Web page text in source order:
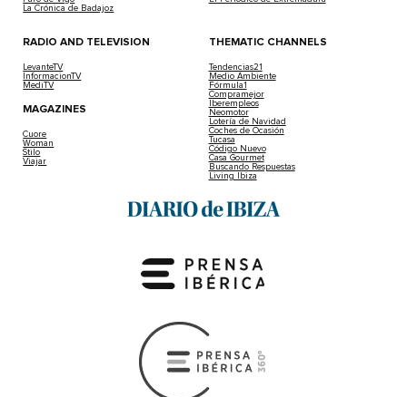
La Crónica de Badajoz
RADIO AND TELEVISION
LevanteTV
InformacionTV
MediTV
MAGAZINES
Cuore
Woman
Stilo
Viajar
THEMATIC CHANNELS
Tendencias21
Medio Ambiente
Fórmula1
Compramejor
Iberempleos
Neomotor
Lotería de Navidad
Coches de Ocasión
Tucasa
Código Nuevo
Casa Gourmet
Buscando Respuestas
Living Ibiza